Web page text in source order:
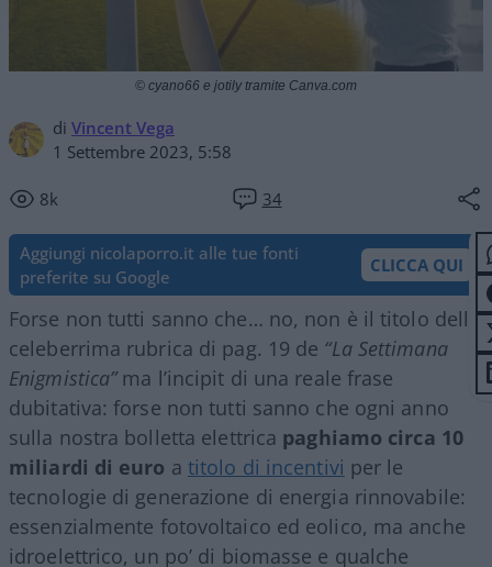
di Vincent Vega
1 Settembre 2023, 5:58
8k 34
© cyano66 e jotily tramite Canva.com
Aggiungi nicolaporro.it alle tue fonti
preferite su Google
CLICCA QUI
Forse non tutti sanno che… no, non è il titolo della
celeberrima rubrica di pag. 19 de “La Settimana
Enigmistica”ma l’incipit di una reale frase
dubitativa: forse non tutti sanno che ogni anno
sulla nostra bolletta elettrica paghiamo circa 10
miliardi di euro a titolo di incentivi per le
tecnologie di generazione di energia rinnovabile:
essenzialmente fotovoltaico ed eolico, ma anche
idroelettrico, un po’ di biomasse e qualche